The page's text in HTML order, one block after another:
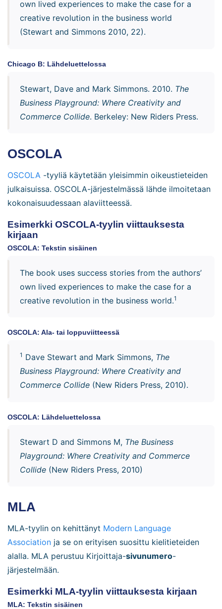
own lived experiences to make the case for a
creative revolution in the business world
(Stewart and Simmons 2010, 22).
Chicago B: Lähdeluettelossa
Stewart, Dave and Mark Simmons. 2010. The
Business Playground: Where Creativity and
Commerce Collide. Berkeley: New Riders Press.
OSCOLA
OSCOLA -tyyliä käytetään yleisimmin oikeustieteiden
julkaisuissa. OSCOLA-järjestelmässä lähde ilmoitetaan
kokonaisuudessaan alaviitteessä.
Esimerkki OSCOLA-tyylin viittauksesta
kirjaan
OSCOLA: Tekstin sisäinen
The book uses success stories from the authors’
own lived experiences to make the case for a
creative revolution in the business world.1
OSCOLA: Ala- tai loppuviitteessä
1 Dave Stewart and Mark Simmons, The
Business Playground: Where Creativity and
Commerce Collide (New Riders Press, 2010).
OSCOLA: Lähdeluettelossa
Stewart D and Simmons M, The Business
Playground: Where Creativity and Commerce
Collide (New Riders Press, 2010)
MLA
MLA-tyylin on kehittänyt Modern Language
Association ja se on erityisen suosittu kielitieteiden
alalla. MLA perustuu Kirjoittaja-sivunumero-
järjestelmään.
Esimerkki MLA-tyylin viittauksesta kirjaan
MLA: Tekstin sisäinen